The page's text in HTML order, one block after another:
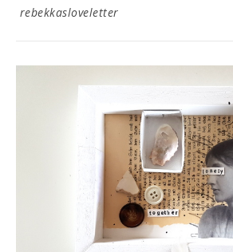
rebekkasloveletter